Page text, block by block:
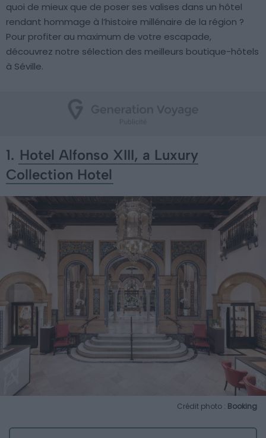
quoi de mieux que de poser ses valises dans un hôtel
rendant hommage à l’histoire millénaire de la région ?
Pour profiter au maximum de votre escapade,
découvrez notre sélection des meilleurs boutique-hôtels
à Séville.
1. Hotel Alfonso XIII, a Luxury
Collection Hotel
Crédit photo : Booking